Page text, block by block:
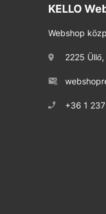
KELLO
Webshop
2225
+36 1